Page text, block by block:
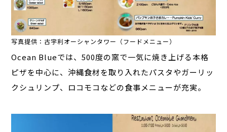
写真提供：古宇利オーシャンタワー（フードメニュー）
Ocean Blueでは、500度の窯で一気に焼き上げる本格
ピザを中心に、沖縄食材を取り入れたパスタやガーリッ
クシュリンプ、ロコモコなどの食事メニューが充実。